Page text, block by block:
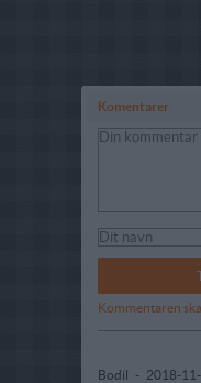
Komentarer
Kommentaren
Bodil - 2018-